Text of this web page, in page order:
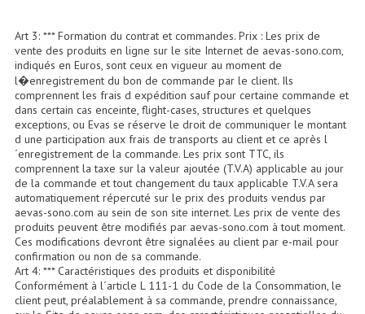
Amplificateurs Multi-Canaux
Casques Stéréo
Compresseurs , Limiteurs , Noise Gate
Egaliseur Egaliseurs
Enceintes Et Caissons Basses
Packs Sono
Enceintes Amplifiées Actives
Enceintes, Système Amplifiés
Art 3: *** Formation du contrat et commandes. Prix : Les prix de
vente des produits en ligne sur le site Internet de aevas-sono.com,
indiqués en Euros, sont ceux en vigueur au moment de
l�enregistrement du bon de commande par le client. Ils
comprennent les frais d expédition sauf pour certaine commande et
dans certain cas enceinte, flight-cases, structures et quelques
exceptions, ou Evas se réserve le droit de communiquer le montant
d une participation aux frais de transports au client et ce après l
´enregistrement de la commande. Les prix sont TTC, ils
comprennent la taxe sur la valeur ajoutée (T.V.A) applicable au jour
de la commande et tout changement du taux applicable T.V.A sera
automatiquement répercuté sur le prix des produits vendus par
aevas-sono.com au sein de son site internet. Les prix de vente des
produits peuvent être modifiés par aevas-sono.com à tout moment.
Ces modifications devront être signalées au client par e-mail pour
confirmation ou non de sa commande.
Art 4: *** Caractéristiques des produits et disponibilité
Conformément à l´article L 111-1 du Code de la Consommation, le
client peut, préalablement à sa commande, prendre connaissance,